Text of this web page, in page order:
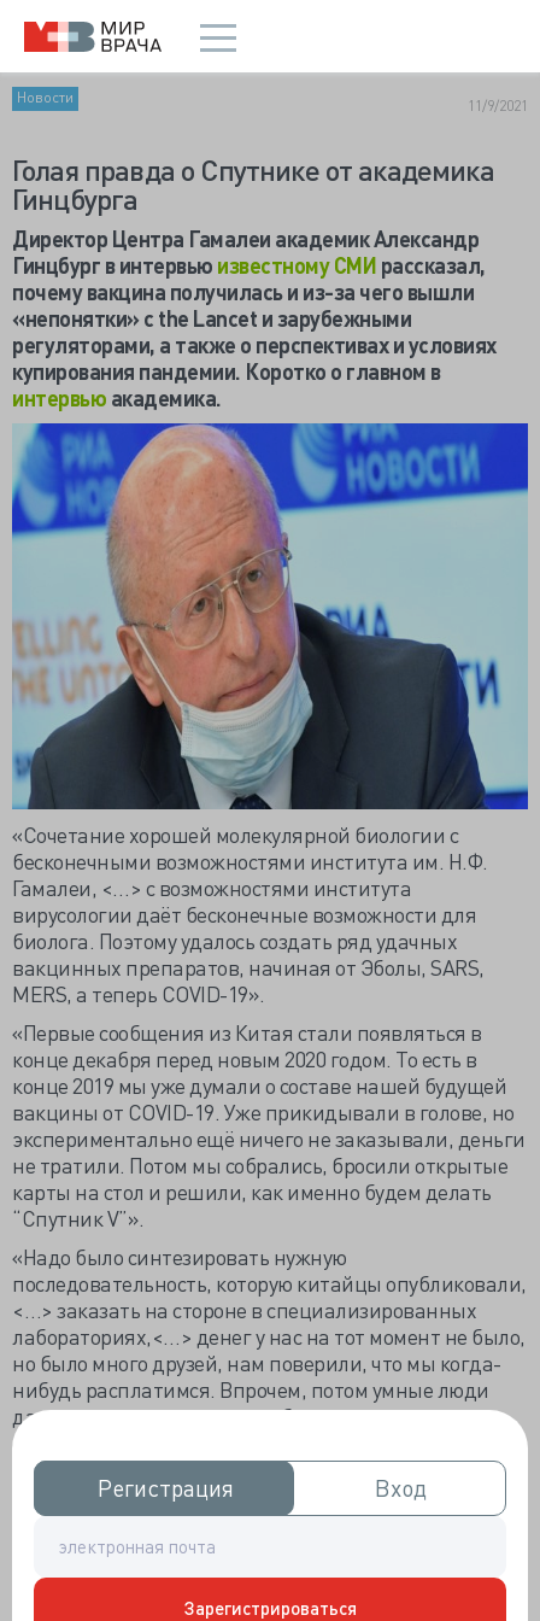
Регистрация
Регистрация Вход
Вход
Зарегистрироваться
Новости 11/9/2021
Голая правда о Спутнике от академика
Гинцбурга
Директор Центра Гамалеи академик Александр
Гинцбург в интервью известному СМИ рассказал,
почему вакцина получилась и из-за чего вышли
«непонятки» с the Lancet и зарубежными
регуляторами, а также о перспективах и условиях
купирования пандемии. Коротко о главном в
интервью академика.
«Сочетание хорошей молекулярной биологии с
бесконечными возможностями института им. Н.Ф.
Гамалеи, <…> с возможностями института
вирусологии даёт бесконечные возможности для
биолога. Поэтому удалось создать ряд удачных
вакцинных препаратов, начиная от Эболы, SARS,
MERS, а теперь COVID-19».
«Первые сообщения из Китая стали появляться в
конце декабря перед новым 2020 годом. То есть в
конце 2019 мы уже думали о составе нашей будущей
вакцины от COVID-19. Уже прикидывали в голове, но
экспериментально ещё ничего не заказывали, деньги
не тратили. Потом мы собрались, бросили открытые
карты на стол и решили, как именно будем делать
“Спутник V”».
«Надо было синтезировать нужную
последовательность, которую китайцы опубликовали,
<…> заказать на стороне в специализированных
лабораториях,<…> денег у нас на тот момент не было,
но было много друзей, нам поверили, что мы когда-
нибудь расплатимся. Впрочем, потом умные люди
даже уже не денег хотели, а быть нашими
соавторами, так как понимали, что мы на правильном
пути».
«То, что мы пытались, как и все, между прочим, в
той простой причине, что надо было вакцинировать
страну»